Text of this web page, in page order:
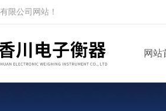
限公司网站！
网站